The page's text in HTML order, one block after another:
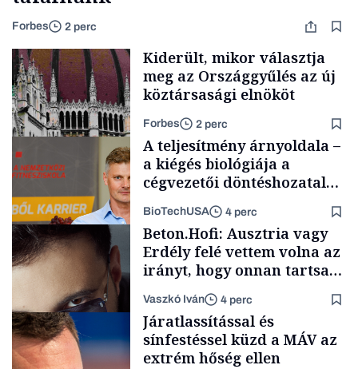
Forbes 2 perc
Politika
Kiderült, mikor választja
meg az Országgyűlés az új
köztársasági elnököt
Forbes 2 perc
Content Lab HUB
A teljesítmény árnyoldala –
a kiégés biológiája a
cégvezetői döntéshozatal
BioTechUSA 4 perc
Beton.Hofi: Ausztria vagy
Erdély felé vettem volna az
irányt, hogy onnan tartsam
lélegeztetőgépen a magyar
zenét
Vaszkó Iván 4 perc
Járatlassítással és
sínfestéssel küzd a MÁV az
extrém hőség ellen